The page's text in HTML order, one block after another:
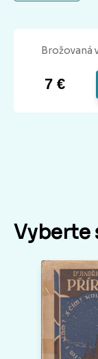
Brožovaná
7 €
Vyberte